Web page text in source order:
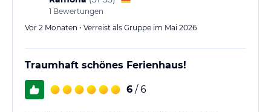
1 Bewertungen
Vor 2 Monaten • Verreist als Gruppe im Mai 2026
Traumhaft schönes Ferienhaus!
6 / 6